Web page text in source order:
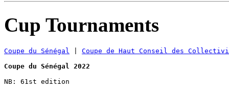
Cup Tournaments
Coupe du Sénégal
Coupe de Haut Conseil des
Coupe du Sénégal 2022
NB: 61st edition